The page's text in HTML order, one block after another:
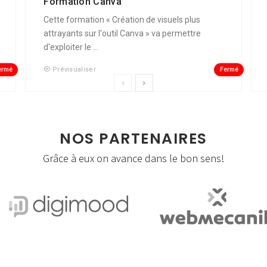
Cette formation « Création de visuels plus
attrayants sur l'outil Canva » va permettre
d'exploiter le ...
Prévisualiser Fermé
NOS PARTENAIRES
Grâce à eux on avance dans le bon sens!